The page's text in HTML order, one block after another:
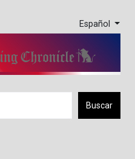
Español
Buscar